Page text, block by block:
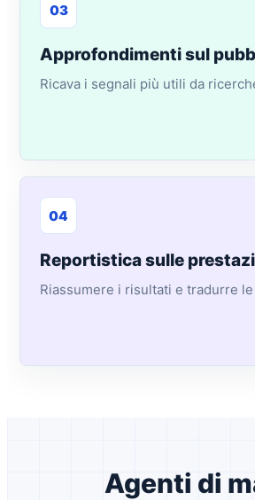
03
Approfondimenti sul
Ricava i segnali più utili da
04
Reportistica sulle
Riassumere i risultati e tradurre
Agenti di